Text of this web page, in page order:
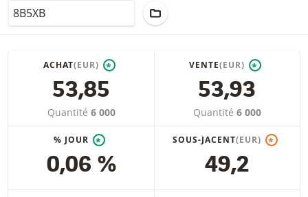
LocalCode
ACHAT(EUR) *
53,85
Quantité 6 000
VENTE(EUR) *
53,93
Quantité 6 000
% JOUR *
0,06 %
SOUS-JACENT(EUR) *
49,2